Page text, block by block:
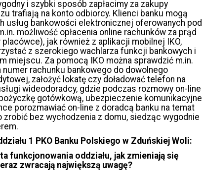
i szybki sposób zapłacimy za zakupy
trafiają na konto odbiorcy. Klienci banku mogą
usług bankowości elektronicznej oferowanych pod
możliwość opłacenia online rachunków za prąd
jak również z aplikacji mobilnej IKO,
z szerokiego wachlarza funkcji bankowych i
miejscu. Za pomocą IKO można sprawdzić m.in.
rachunku bankowego do dowolnego
założyć lokatę czy doładować telefon na
wideodoradcy, gdzie podczas rozmowy on-line
gotówkową, ubezpieczenie komunikacyjne
porozmawiać on-line z doradcą banku na temat
bez wychodzenia z domu, siedząc wygodnie
1 PKO Banku Polskiego w Zduńskiej Woli:
funkcjonowania oddziału, jak zmieniają się
zwracają największą uwagę?